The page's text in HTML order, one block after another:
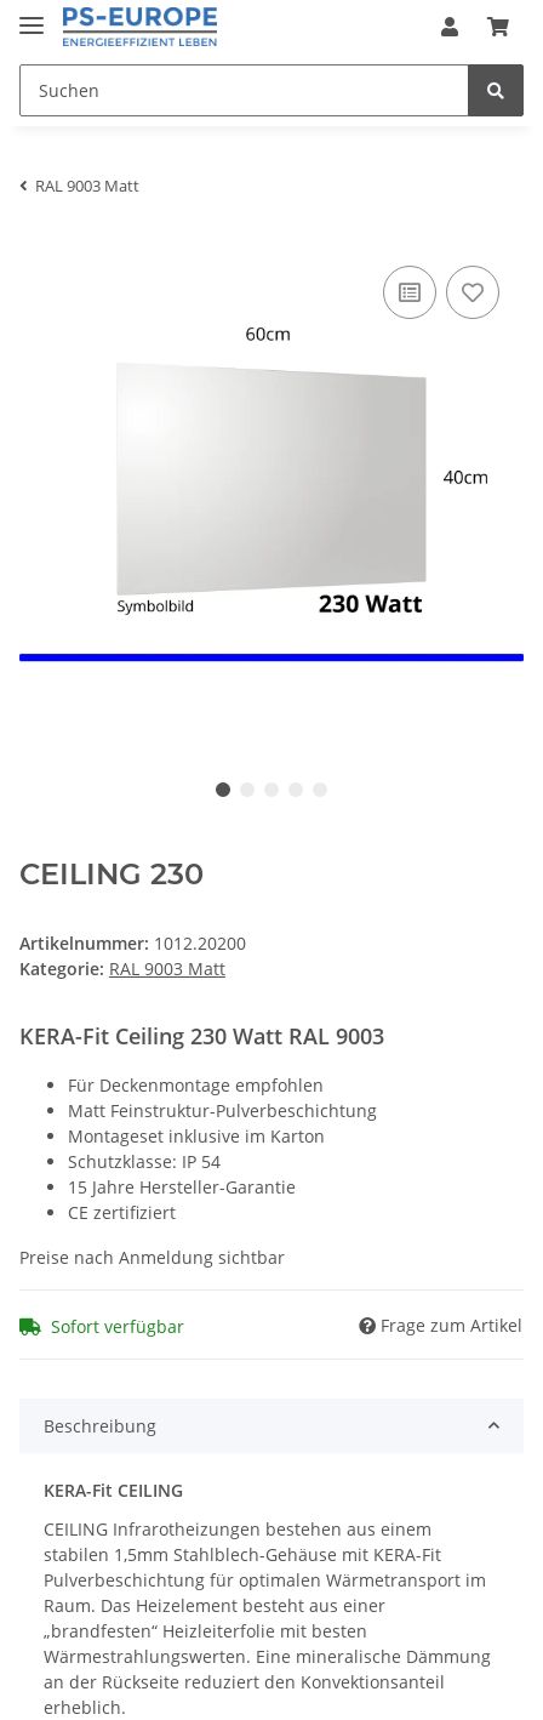
RAL 9003 Matt
CEILING 230
Artikelnummer: 1012.20200
Kategorie: RAL 9003 Matt
KERA-Fit Ceiling 230 Watt RAL 9003
Für Deckenmontage empfohlen
Matt Feinstruktur-Pulverbeschichtung
Montageset inklusive im Karton
Schutzklasse: IP 54
15 Jahre Hersteller-Garantie
CE zertifiziert
Preise nach Anmeldung sichtbar
Sofort verfügbar Frage zum Artikel
Beschreibung
KERA-Fit CEILING
CEILING Infrarotheizungen bestehen aus einem
stabilen 1,5mm Stahlblech-Gehäuse mit KERA-Fit
Pulverbeschichtung für optimalen Wärmetransport im
Raum. Das Heizelement besteht aus einer
„brandfesten“ Heizleiterfolie mit besten
Wärmestrahlungswerten. Eine mineralische Dämmung
an der Rückseite reduziert den Konvektionsanteil
erheblich.